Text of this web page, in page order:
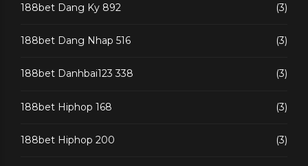
188bet Dang Ky 892 (3)
188bet Dang Nhap 516 (3)
188bet Danhbai123 338 (3)
188bet Hiphop 168 (3)
188bet Hiphop 200 (3)